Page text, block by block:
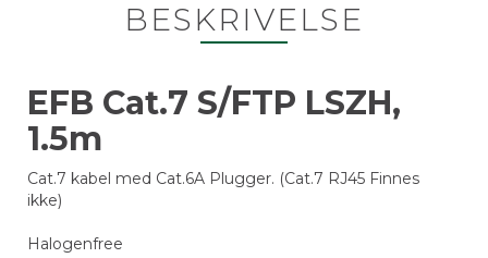
BESKRIVELSE
EFB Cat.7 S/FTP LSZH,
1.5m
Cat.7 kabel med Cat.6A Plugger. (Cat.7 RJ45 Finnes
ikke)
Halogenfree